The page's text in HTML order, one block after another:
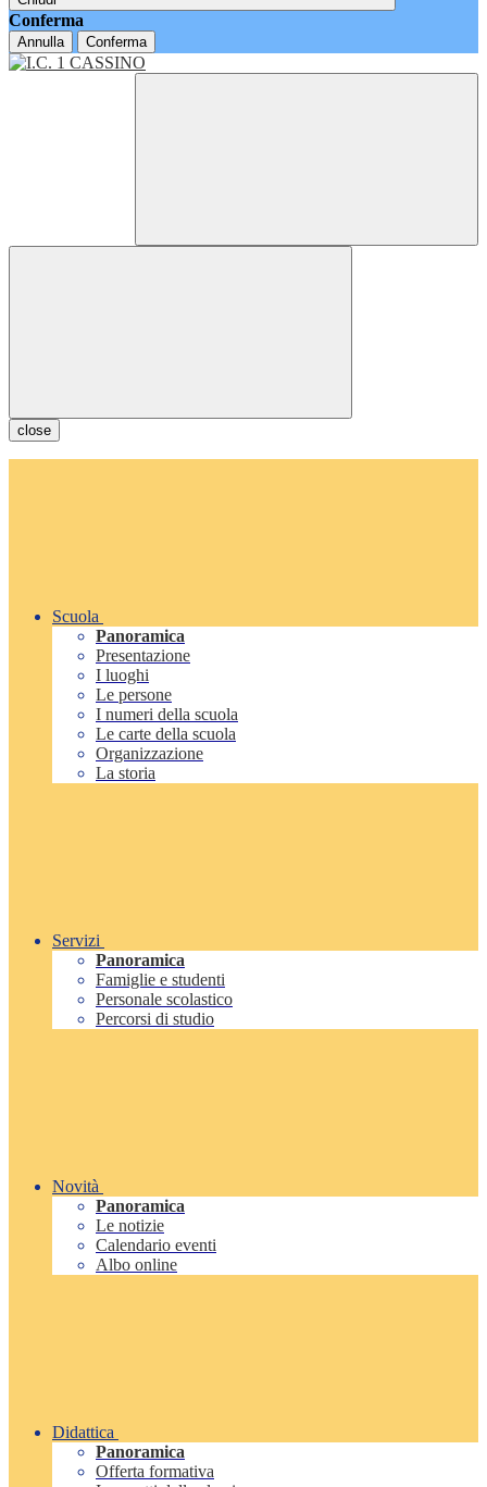
Conferma
Annulla Conferma
close
Scuola
Panoramica
Presentazione
I luoghi
Le persone
I numeri della scuola
Le carte della scuola
Organizzazione
La storia
Servizi
Panoramica
Famiglie e studenti
Personale scolastico
Percorsi di studio
Novità
Panoramica
Le notizie
Calendario eventi
Albo online
Didattica
Panoramica
Offerta formativa